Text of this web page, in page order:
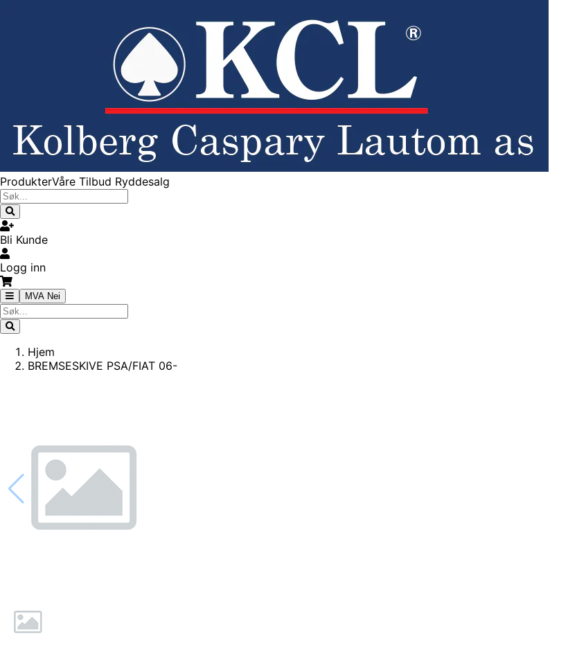
ProdukterVåre Tilbud Ryddesalg
Bli Kunde
Logg inn
MVA Nei
Hjem
BREMSESKIVE PSA/FIAT 06-